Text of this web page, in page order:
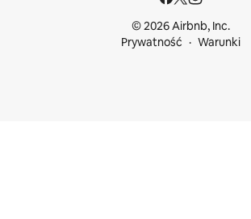
© 2026 Airbnb, Inc.
Prywatność
Warunki